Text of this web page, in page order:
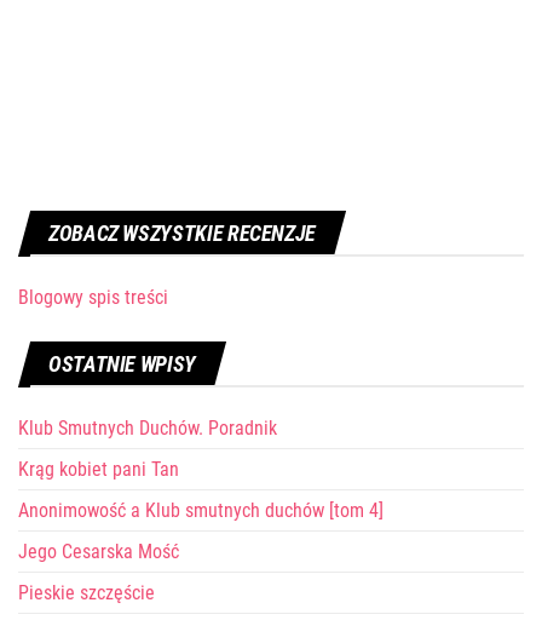
ZOBACZ WSZYSTKIE RECENZJE
Blogowy spis treści
OSTATNIE WPISY
Klub Smutnych Duchów. Poradnik
Krąg kobiet pani Tan
Anonimowość a Klub smutnych duchów [tom 4]
Jego Cesarska Mość
Pieskie szczęście